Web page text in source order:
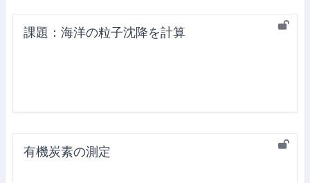
課題：海洋の粒子沈降を計算
有機炭素の測定